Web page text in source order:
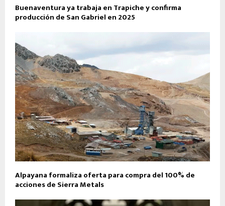
Buenaventura ya trabaja en Trapiche y confirma
producción de San Gabriel en 2025
Alpayana formaliza oferta para compra del 100% de
acciones de Sierra Metals